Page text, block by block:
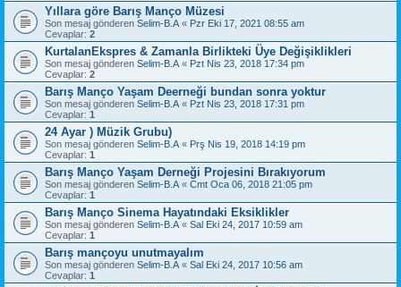
Yıllara göre Barış Manço Müzesi
Son mesaj gönderen Selim-B.A « Pzr Eki 17, 2021 08:55 am
Cevaplar: 2
KurtalanEkspres & Zamanla Birlikteki Üye Değişiklikleri
Son mesaj gönderen Selim-B.A « Pzt Nis 23, 2018 17:34 pm
Cevaplar: 2
Barış Manço Yaşam Deerneği bundan sonra yoktur
Son mesaj gönderen Selim-B.A « Pzt Nis 23, 2018 17:31 pm
Cevaplar: 1
24 Ayar ) Müzik Grubu)
Son mesaj gönderen Selim-B.A « Prş Nis 19, 2018 14:19 pm
Cevaplar: 1
Barış Manço Yaşam Derneği Projesini Bırakıyorum
Son mesaj gönderen Selim-B.A « Cmt Oca 06, 2018 21:05 pm
Cevaplar: 1
Barış Manço Sinema Hayatındaki Eksiklikler
Son mesaj gönderen Selim-B.A « Sal Eki 24, 2017 10:59 am
Cevaplar: 1
Barış mançoyu unutmayalım
Son mesaj gönderen Selim-B.A « Sal Eki 24, 2017 10:56 am
Cevaplar: 1